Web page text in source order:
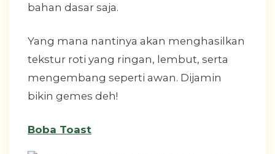
bahan dasar saja.
Yang mana nantinya akan menghasilkan
tekstur roti yang ringan, lembut, serta
mengembang seperti awan. Dijamin
bikin gemes deh!
Boba Toast